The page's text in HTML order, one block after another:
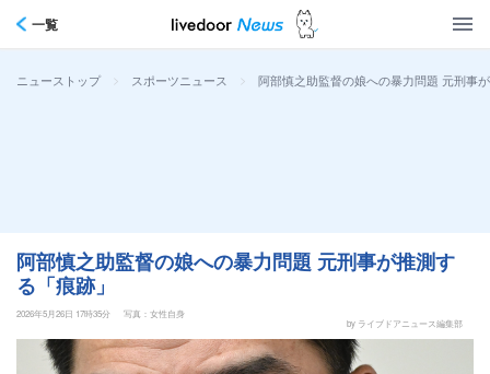
一覧
ニューストップ > スポーツニュース > 阿部慎之助監督の娘への暴力問題 元刑事
阿部慎之助監督の娘への暴力問題 元刑事が推測す
る「痕跡」
2026年5月26日 17時35分
写真：女性自身
by ライブドアニュース編集部